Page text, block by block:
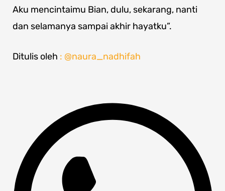
Aku mencintaimu Bian, dulu, sekarang, nanti
dan selamanya sampai akhir hayatku”.
Ditulis oleh : @naura_nadhifah